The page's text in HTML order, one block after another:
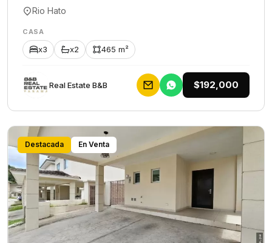
Rio Hato
CASA
x3 x2 465 m²
Rеаl Еstаtе В&В $192,000
Destacada En Venta